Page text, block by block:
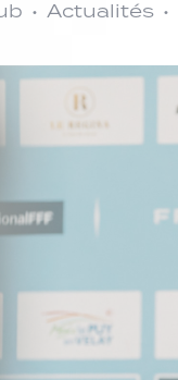
Actualités